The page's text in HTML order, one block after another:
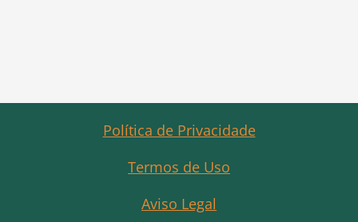
Política de Privacidade
Termos de Uso
Aviso Legal